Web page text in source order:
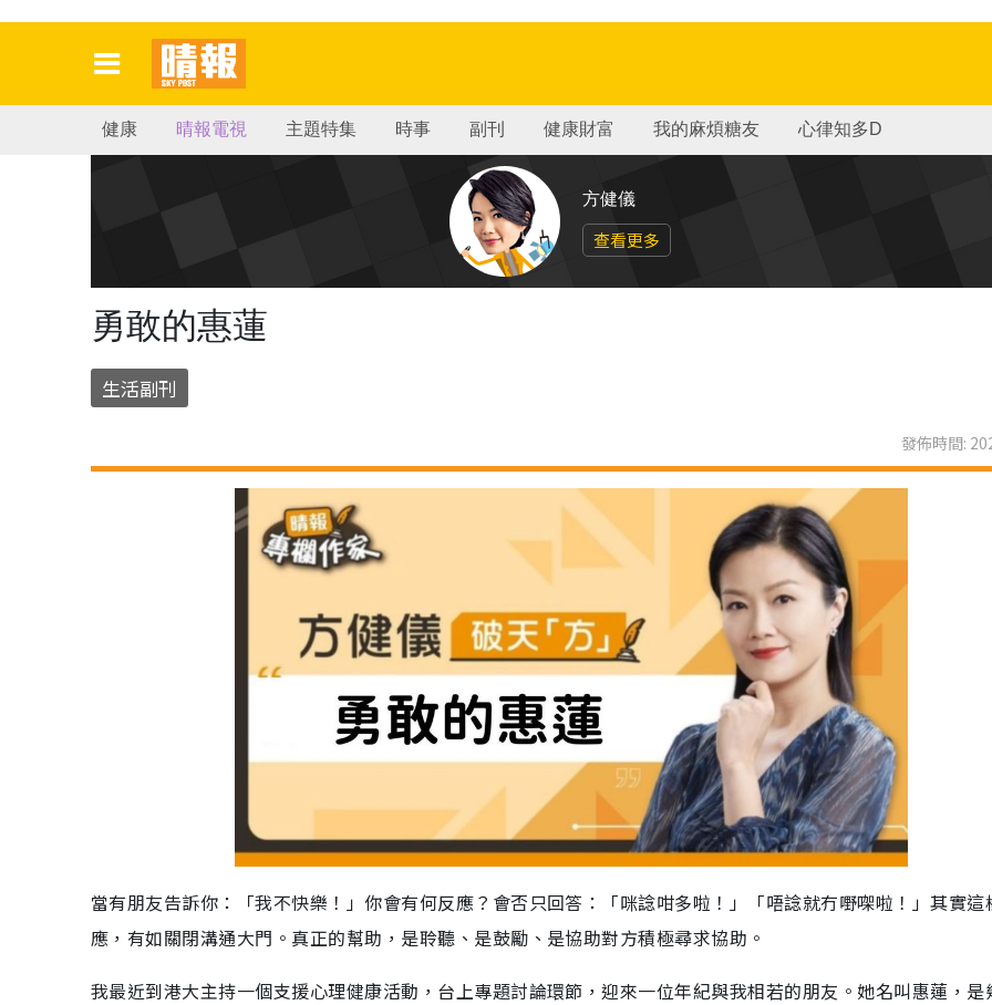
健康 晴報電視 主題特集 時事 副刊 健康財富 我的麻煩糖友 心律知多D
方健儀
查看更多
勇敢的惠蓮
生活副刊
發佈時間:
當有朋友告訴你：「我不快樂！」你會有何反應？會否只回答：「咪諗咁多啦！」「唔諗就冇嘢㗎啦！」其實這
應，有如關閉溝通大門。真正的幫助，是聆聽、是鼓勵、是協助對方積極尋求協助。
我最近到港大主持一個支援心理健康活動，台上專題討論環節，迎來一位年紀與我相若的朋友。她名叫惠蓮，是